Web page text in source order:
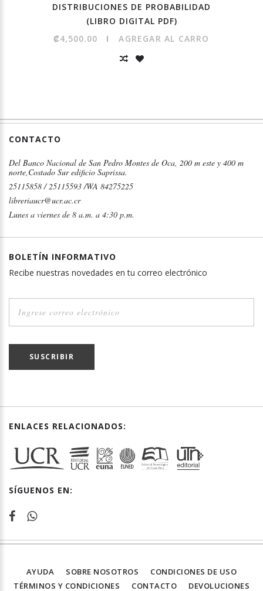
DISTRIBUCIONES DE PROBABILIDAD
(LIBRO DIGITAL PDF)
₡4,500.00
AGREGAR AL CARRO
CONTACTO
Del Banco Nacional de San Pedro Montes de Oca, 200 m este y 400 m
norte,Costado Sur edificio Saprissa.
25115858 / 25115593 /WA 84275225
libreriaucr@ucr.ac.cr
Lunes a viernes de 8 a.m. a 4:30 p.m.
BOLETÍN INFORMATIVO
Recibe nuestras novedades en tu correo electrónico
SUSCRIBIR
ENLACES RELACIONADOS:
SÍGUENOS EN:
AYUDA SOBRE NOSOTROS
CONDICIONES DE USO
TÉRMINOS Y CONDICIONES
CONTACTO DEVOLUCIONES